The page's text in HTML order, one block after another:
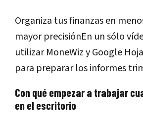
Organiza tus finanzas en
mayor precisiónEn un sólo
utilizar MoneWiz y Google
para preparar los informes
Con qué empezar a trabajar
en el escritorio